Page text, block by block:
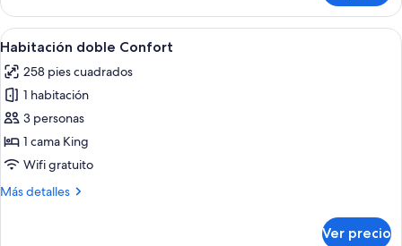
doble
(Single
Use)
Abrir
todas
las
fotos
de
Habitación
doble
Habitación de hotel con una cama
7
Habitación doble Confort
258 pies cuadrados
1 habitación
3 personas
1 cama King
Wifi gratuito
Más detalles
Más
Ver precio